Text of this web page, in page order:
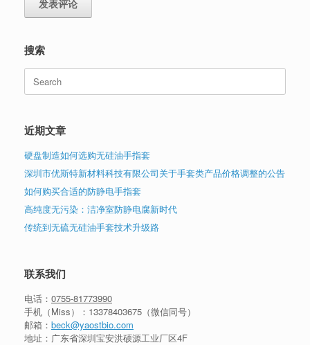
搜索
Search
for:
近期文章
硬盘制造如何选购无硅油手指套
深圳市优斯特新材料科技有限公司关于手套类产品价格调整的公告
如何购买合适的防静电手指套
高纯度无污染：洁净室防静电腐新时代
传统到无硫无硅油手套技术升级路
联系我们
电话： 0755-81773990
手机（Miss）： 13378403675 （微信同号）
邮箱： beck@yaostbio.com
地址：广东省深圳宝安洪硕源工业厂区4F